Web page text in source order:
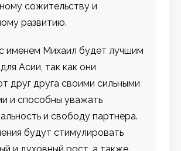
сожительству и
развитию.
именем Михаил будет лучшим
Асии, так как они
друг друга своими сильными
и способны уважать
и свободу партнера.
будут стимулировать